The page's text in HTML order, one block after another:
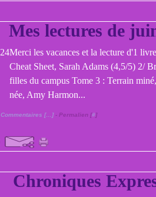
Mes lectures de
Merci les vacances et la lecture d'1
Cheat Sheet, Sarah Adams (4,5/5) 2/
filles du campus Tome 3 : Terrain
née, Amy Harmon...
Commentaires [… ]- Permalien [#]
Chroniques